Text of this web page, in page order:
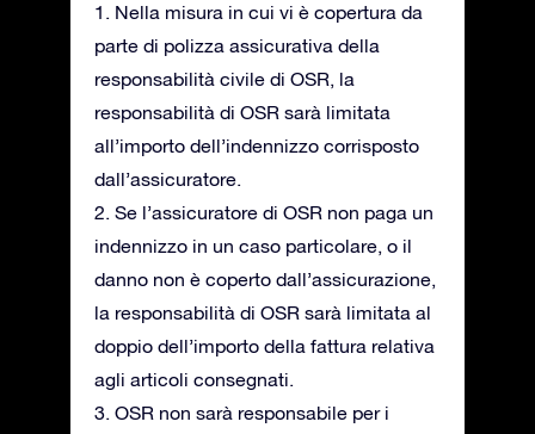
1. Nella misura in cui vi è copertura da
parte di polizza assicurativa della
responsabilità civile di OSR, la
responsabilità di OSR sarà limitata
all’importo dell’indennizzo corrisposto
dall’assicuratore.
2. Se l’assicuratore di OSR non paga un
indennizzo in un caso particolare, o il
danno non è coperto dall’assicurazione,
la responsabilità di OSR sarà limitata al
doppio dell’importo della fattura relativa
agli articoli consegnati.
3. OSR non sarà responsabile per i